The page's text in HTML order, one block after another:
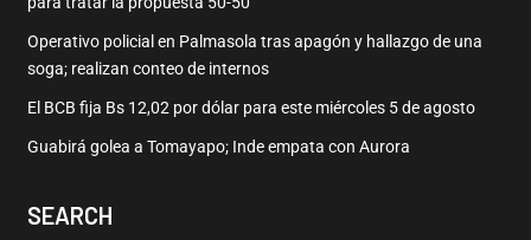
Operativo policial en Palmasola tras apagón y hallazgo de una
soga; realizan conteo de internos
El BCB fija Bs 12,02 por dólar para este miércoles 5 de agosto
Guabirá golea a Tomayapo; Inde empata con Aurora
SEARCH